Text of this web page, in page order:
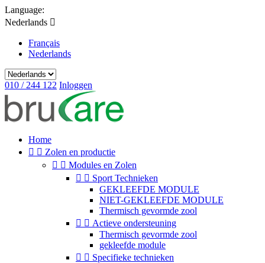
Language:
Nederlands 
Français
Nederlands
010 / 244 122 Inloggen
Home
  Zolen en productie
  Modules en Zolen
  Sport Technieken
GEKLEEFDE MODULE
NIET-GEKLEEFDE MODULE
Thermisch gevormde zool
  Actieve ondersteuning
Thermisch gevormde zool
gekleefde module
  Specifieke technieken